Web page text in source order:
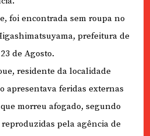
foi encontrada sem roupa no
prefeitura de
de Agosto.
residente da localidade
apresentava feridas externas
morreu afogado, segundo
pela agência de